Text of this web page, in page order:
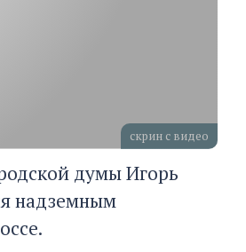
скрин с видео
думы Игорь
надземным